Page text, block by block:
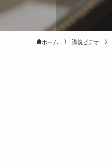
ホーム 講義ビデオ